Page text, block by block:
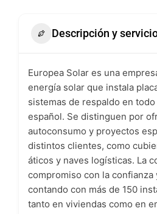
Descripción y
Europea Solar es una
energía solar que instala
sistemas de respaldo en
español. Se distinguen por
autoconsumo y proyectos
distintos clientes, como
áticos y naves logísticas. La
compromiso con la confianza
contando con más de 150
tanto en viviendas como en